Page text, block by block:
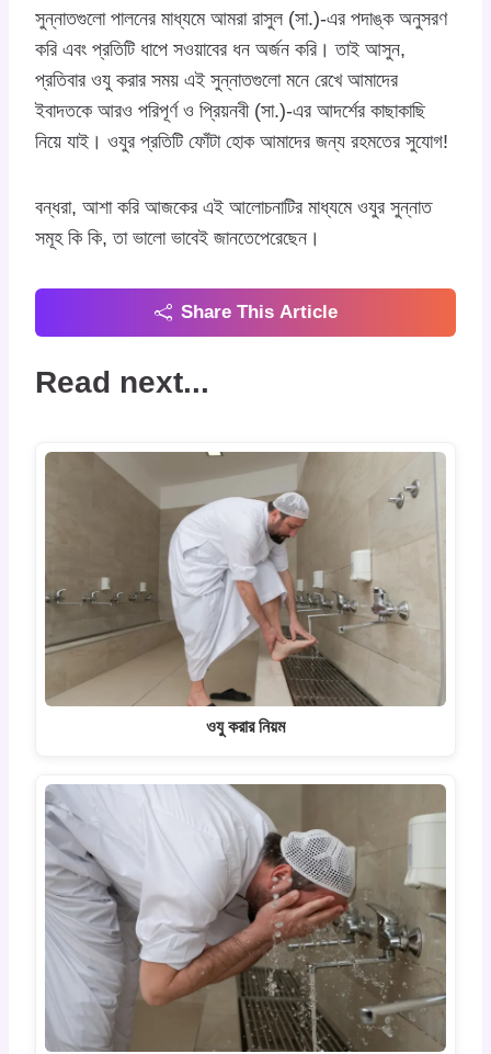
সুন্নাতগুলো পালনের মাধ্যমে আমরা রাসুল (সা.)-এর পদাঙ্ক অনুসরণ
করি এবং প্রতিটি ধাপে সওয়াবের ধন অর্জন করি। তাই আসুন,
প্রতিবার ওযু করার সময় এই সুন্নাতগুলো মনে রেখে আমাদের
ইবাদতকে আরও পরিপূর্ণ ও প্রিয়নবী (সা.)-এর আদর্শের কাছাকাছি
নিয়ে যাই। ওযুর প্রতিটি ফোঁটা হোক আমাদের জন্য রহমতের সুযোগ!
বন্ধরা, আশা করি আজকের এই আলোচনাটির মাধ্যমে ওযুর সুন্নাত
সমূহ কি কি, তা ভালো ভাবেই জানতেপেরেছেন।
Share This Article
Read next...
ওযু করার নিয়ম